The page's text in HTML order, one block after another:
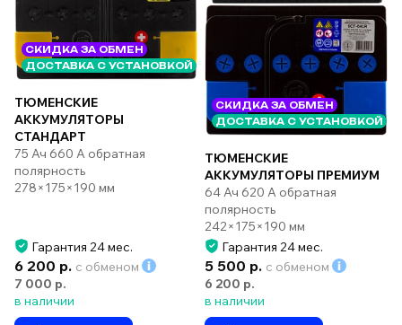
СКИДКА ЗА ОБМЕН
ДОСТАВКА С УСТАНОВКОЙ
ТЮМЕНСКИЕ
АККУМУЛЯТОРЫ
СТАНДАРТ
75 Ач 660 А обратная
полярность
278×175×190 мм
Гарантия 24 мес.
6 200 р. с обменом
7 000 р.
в наличии
СКИДКА ЗА ОБМЕН
ДОСТАВКА С УСТАНОВКОЙ
ТЮМЕНСКИЕ
АККУМУЛЯТОРЫ ПРЕМИУМ
64 Ач 620 А обратная
полярность
242×175×190 мм
Гарантия 24 мес.
5 500 р. с обменом
6 200 р.
в наличии